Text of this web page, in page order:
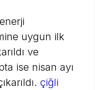
uygun ilk
ve
ise nisan ayı
çiğli